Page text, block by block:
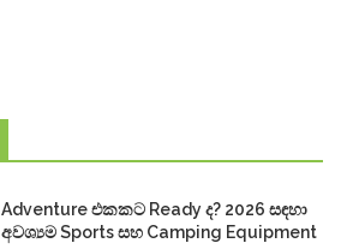
Adventure එකකට Ready ද? 2026 සඳහා
අවශ්‍යම Sports සහ Camping Equipment